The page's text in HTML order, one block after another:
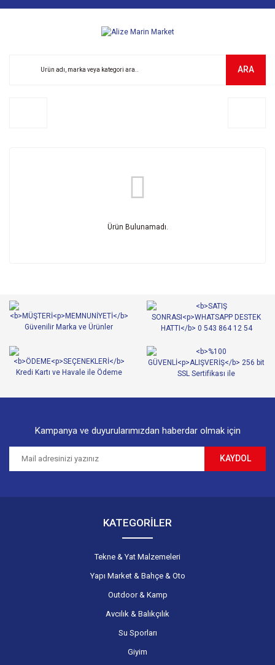
ARA
Ürün Bulunamadı.
Kampanya ve duyurularımızdan haberdar olmak için
KAYDOL
KATEGORİLER
Tekne & Yat Malzemeleri
Yapı Market & Bahçe & Oto
Outdoor & Kamp
Avcılık & Balıkçılık
Su Sporları
Giyim